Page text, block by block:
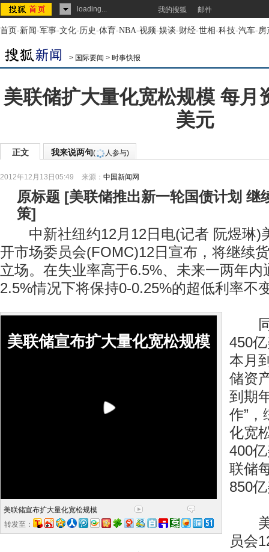
loading... 我的搜狐 邮件
首页-新闻-军事-文化-历史-体育-NBA-视频-娱谈-财经-世相-科技-汽车-房
> 国际要闻 > 时事快报
美联储扩大量化宽松规模 每月
美元
正文 我来说两句( 人参与)
2012年12月13日05:49 来源： 中国新闻网
原标题 [美联储推出新一轮国债计划 继
策]
中新社纽约12月12日电(记者 阮煜琳)
开市场委员会(FOMC)12日宣布，将继续
立场。在失业率高于6.5%、未来一两年内
2.5%情况下将保持0-0.25%的超低利率不
美联储宣布扩大量化宽松规模
美联储宣布扩大量化宽松规模
转发至：
同
450
本月
储资
到期
作”，
化宽
400
联储
850
美
员会